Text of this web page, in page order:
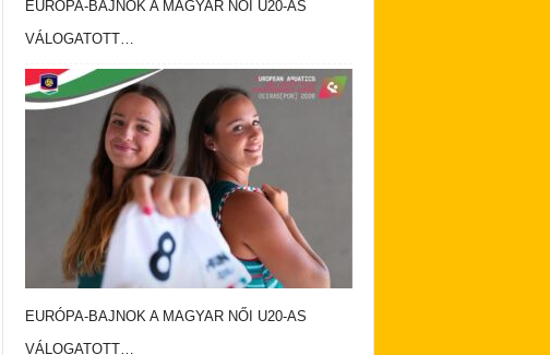
AUGUSZTUSI PROGRAMAJÁNLÓ…